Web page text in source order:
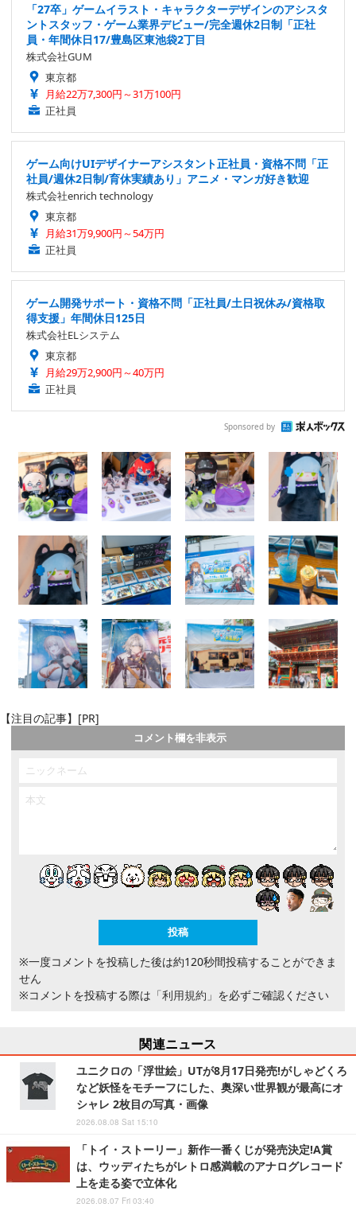
「27卒」ゲームイラスト・キャラクターデザインのアシスタ
ントスタッフ・ゲーム業界デビュー/完全週休2日制「正社
員・年間休日17/豊島区東池袋2丁目
株式会社GUM
東京都
月給22万7,300円～31万100円
正社員
ゲーム向けUIデザイナーアシスタント正社員・資格不問「正
社員/週休2日制/育休実績あり」アニメ・マンガ好き歓迎
株式会社enrich technology
東京都
月給31万9,900円～54万円
正社員
ゲーム開発サポート・資格不問「正社員/土日祝休み/資格取
得支援」年間休日125日
株式会社ELシステム
東京都
月給29万2,900円～40万円
正社員
Sponsored by
【注目の記事】[PR]
コメント欄を非表示
※一度コメントを投稿した後は約120秒間投稿することができま
せん
※コメントを投稿する際は 「利用規約」 を必ずご確認ください
関連ニュース
ユニクロの「浮世絵」UTが8月17日発売!がしゃどくろ
など妖怪をモチーフにした、奥深い世界観が最高にオ
シャレ 2枚目の写真・画像
2026.08.08 Sat 15:10
「トイ・ストーリー」新作一番くじが発売決定!A賞
は、ウッディたちがレトロ感満載のアナログレコード
上を走る姿で立体化
2026.08.07 Fri 03:40